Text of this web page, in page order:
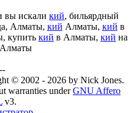
вы искали кий, бильярдный
Алматы, кий Алматы, кий в
купить кий в Алматы, кий на
Алматы
© 2002 - 2026 by Nick Jones.
warranties underGNU Affero
v3.